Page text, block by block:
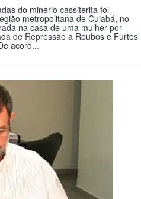
do minério cassiterita foi
metropolitana de Cuiabá, no
na casa de uma mulher por
de Repressão a Roubos e Furtos
acord...